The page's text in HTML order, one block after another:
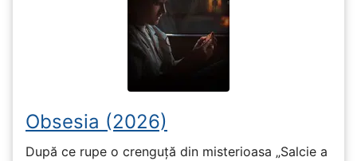
Obsesia (2026)
După ce rupe o crenguță din misterioasa „Salcie a